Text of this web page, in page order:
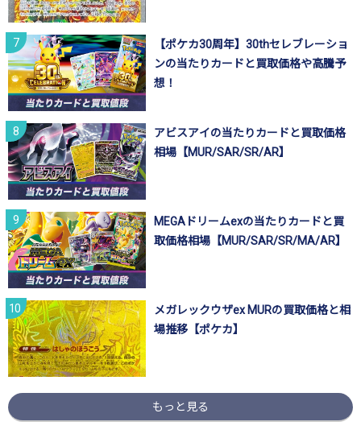
【ポケカ30周年】30thセレブレーショ
ンの当たりカードと買取価格や高騰予
想！
アビスアイの当たりカードと買取価格
相場【MUR/SAR/SR/AR】
MEGAドリームexの当たりカードと買
取価格相場【MUR/SAR/SR/MA/AR】
メガレックウザex MURの買取価格と相
場推移【ポケカ】
もっと見る